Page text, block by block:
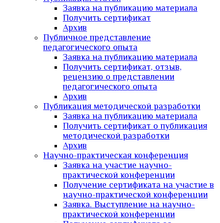
Заявка на публикацию материала
Получить сертификат
Архив
Публичное представление
педагогического опыта
Заявка на публикацию материала
Получить сертификат, отзыв,
рецензию о представлении
педагогического опыта
Архив
Публикация методической разработки
Заявка на публикацию материала
Получить сертификат о публикация
методической разработки
Архив
Научно-практическая конференция
Заявка на участие научно-
практической конференции
Получение сертификата на участие в
научно-практической конференции
Заявка. Выступление на научно-
практической конференции